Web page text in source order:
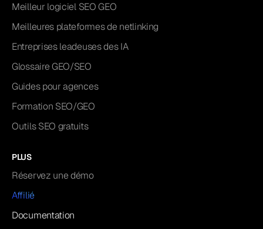
Meilleur logiciel SEO GEO
Meilleures plateformes de netlinking
Entreprises leadeuses des IA
Glossaire GEO/SEO
Guides pour agences
Formation SEO/GEO
Outils SEO gratuits
PLUS
Réservez une démo
Affilié
Documentation